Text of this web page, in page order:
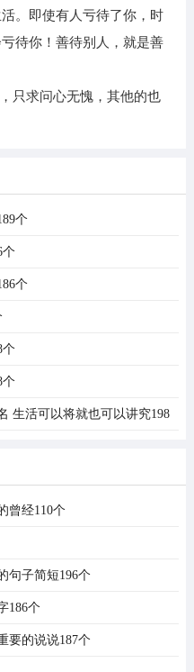
。即使有人亏待了你，时
待你！善待别人，就是善
只求问心无愧，其他的也
个
个
个
个
个
生活可以将就也可以讲究198
曾经110个
句子简短196个
186个
要的说说187个